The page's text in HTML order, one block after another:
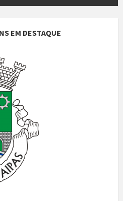
EM DESTAQUE